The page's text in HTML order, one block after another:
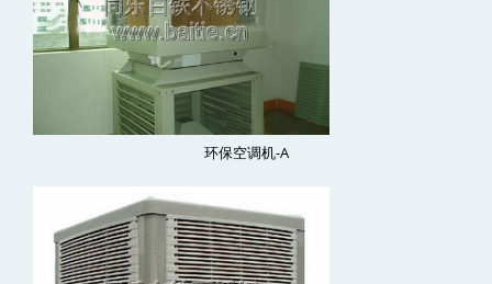
环保空调机-A